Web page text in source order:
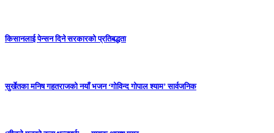
किसानलाई पेन्सन दिने सरकारको प्रतिबद्धता
सुर्खेतका मनिष गहतराजको नयाँ भजन ‘गोविन्द गोपाल श्याम’ सार्वजनिक